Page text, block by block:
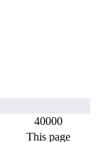
40000
This page